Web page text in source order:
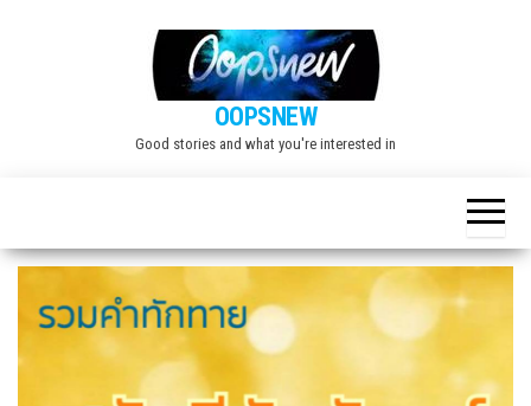
OOPSNEW
Good stories and what you're interested in